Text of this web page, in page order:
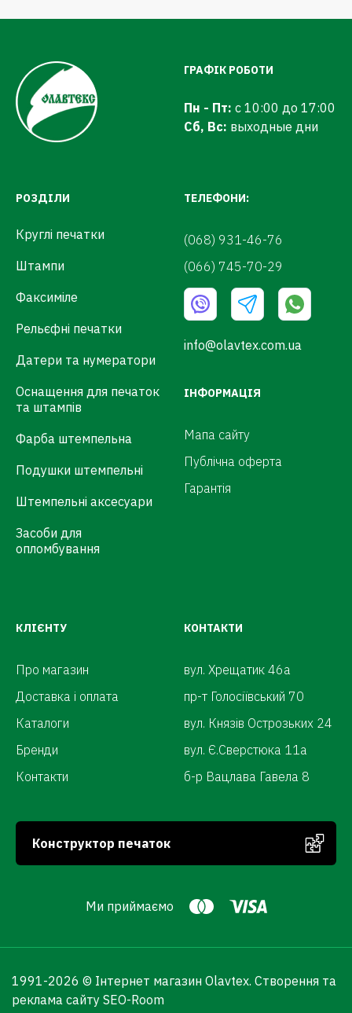
ГРАФІК РОБОТИ
Пн - Пт: с 10:00 до 17:00
Сб, Вс: выходные дни
РОЗДІЛИ
Круглі печатки
Штампи
Факсиміле
Рельєфні печатки
Датери та нумератори
Оснащення для печаток
та штампів
Фарба штемпельна
Подушки штемпельні
Штемпельні аксесуари
Засоби для
опломбування
ТЕЛЕФОНИ:
(068) 931-46-76
(066) 745-70-29
info@olavtex.com.ua
ІНФОРМАЦІЯ
Мапа сайту
Публічна оферта
Гарантія
КЛІЄНТУ
Про магазин
Доставка і оплата
Каталоги
Бренди
Контакти
КОНТАКТИ
вул. Хрещатик 46а
пр-т Голосіївський 70
вул. Князів Острозьких 24
вул. Є.Сверстюка 11а
б-р Вацлава Гавела 8
Конструктор печаток
Ми приймаємо
1991-2026 © Інтернет магазин Olavtex. Створення та
реклама сайту SEO-Room